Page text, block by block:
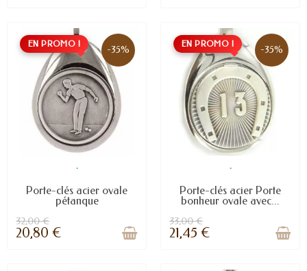
EN PROMO ! -35%
.
Porte-clés acier ovale
pétanque
32,00 €
20,80 €
EN PROMO ! -35%
.
Porte-clés acier Porte
bonheur ovale avec...
33,00 €
21,45 €